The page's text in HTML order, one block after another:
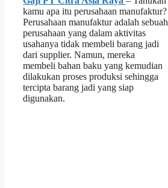
kamu apa itu perusahaan manufaktur?
Perusahaan manufaktur adalah sebuah
perusahaan yang dalam aktivitas
usahanya tidak membeli barang jadi
dari supplier. Namun, mereka
membeli bahan baku yang kemudian
dilakukan proses produksi sehingga
tercipta barang jadi yang siap
digunakan.